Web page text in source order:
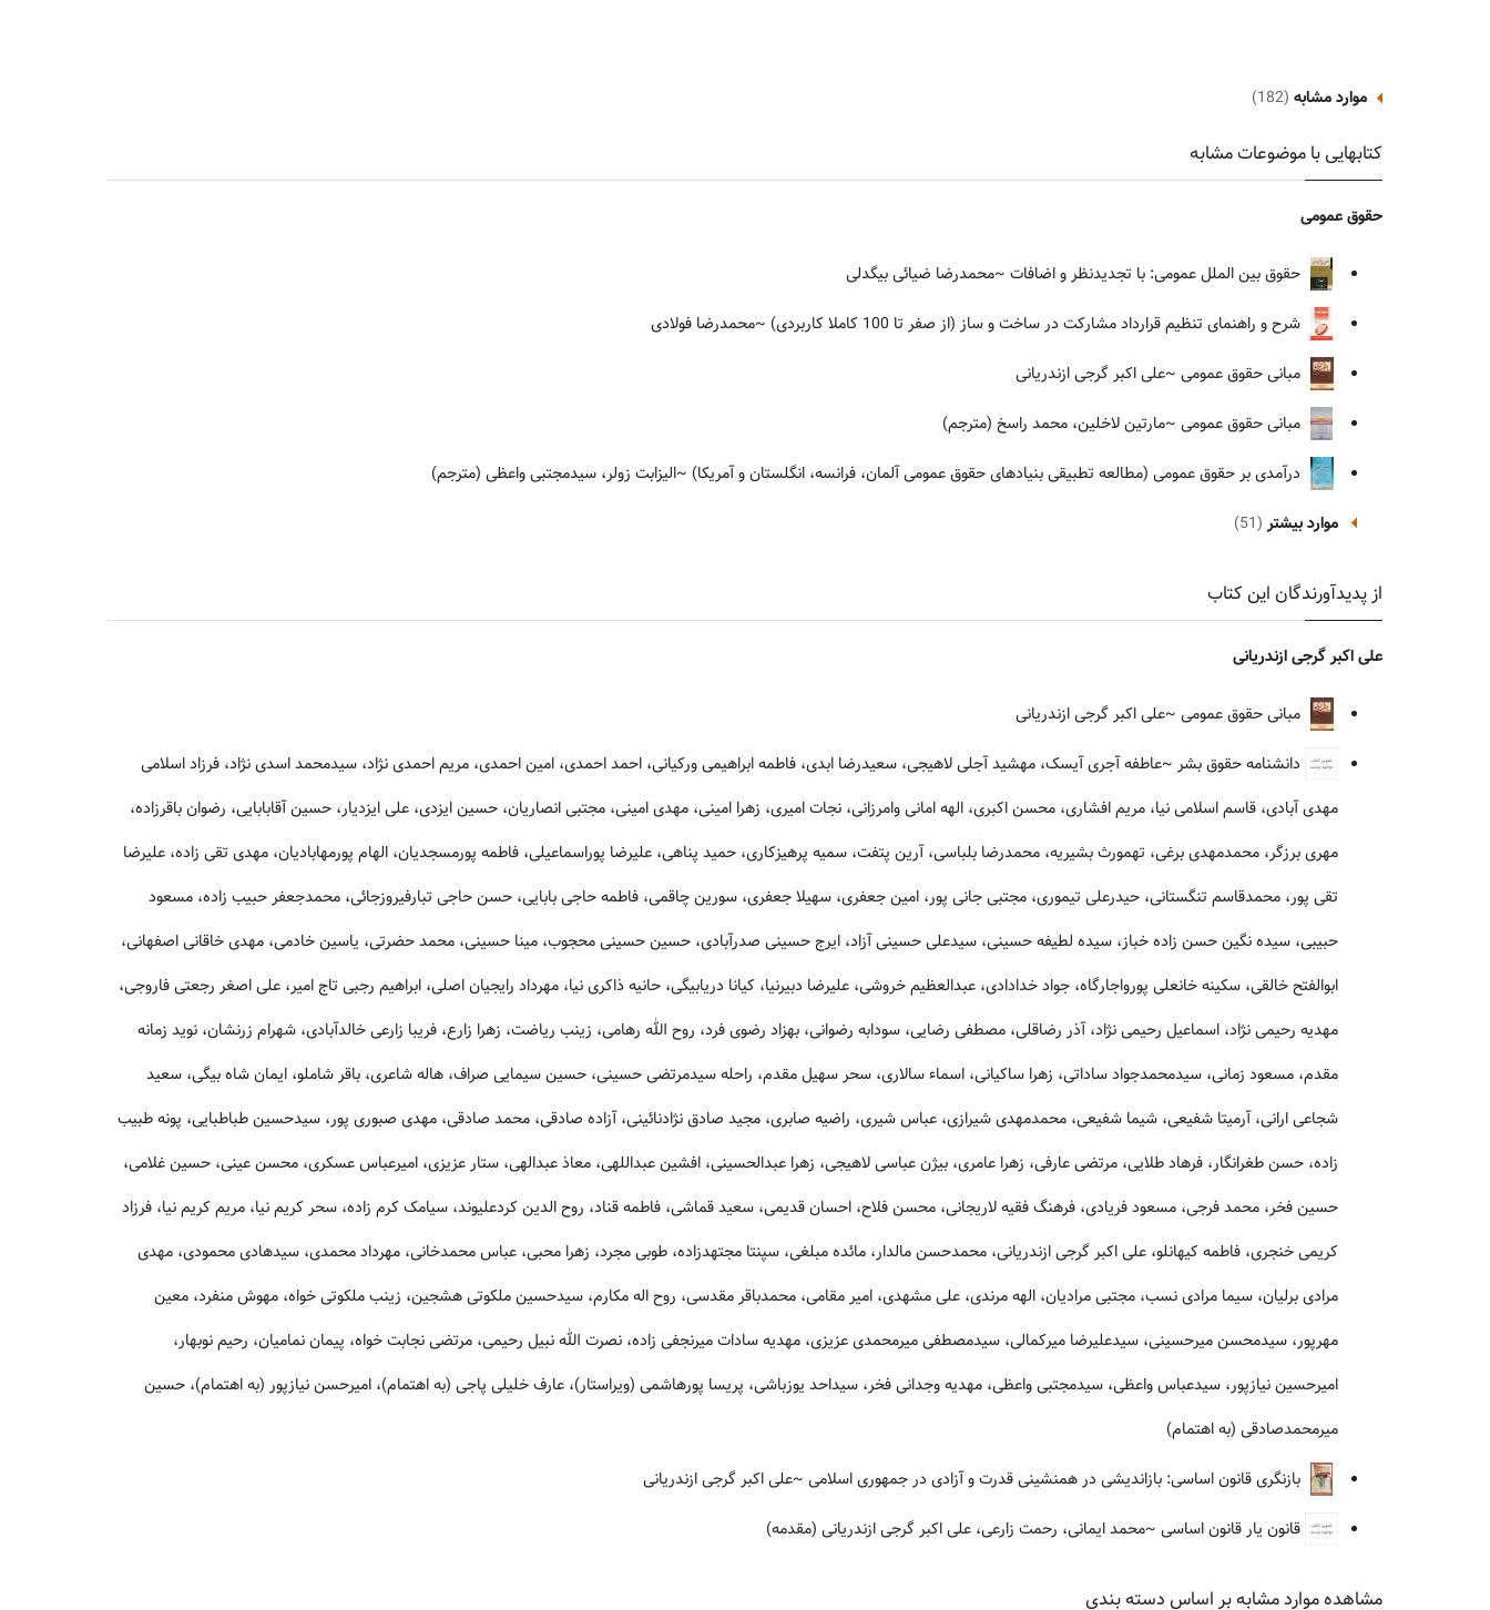
موارد مشابه (182)
کتابهایی با موضوعات مشابه
حقوق عمومی
حقوق بین الملل عمومی: با تجدیدنظر و اضافات ~محمدرضا ضیائی بیگدلی
شرح و راهنمای تنظیم قرارداد مشارکت در ساخت و ساز (از صفر تا 100 کاملا کاربردی)
~محمدرضا فولادی
مبانی حقوق عمومی ~علی اکبر گرجی ازندریانی
مبانی حقوق عمومی ~مارتین لاخلین، محمد راسخ (مترجم)
درآمدی بر حقوق عمومی (مطالعه تطبیقی بنیادهای حقوق عمومی آلمان، فرانسه، انگلستان و آمریکا) ~الیزابت زولر، سیدمجتبی واعظی (مترجم)
موارد بیشتر (51)
از پدیدآورندگان این کتاب
علی اکبر گرجی ازندریانی
مبانی حقوق عمومی ~علی اکبر گرجی ازندریانی
دانشنامه حقوق بشر ~عاطفه آجری آیسک، مهشید آجلی لاهیجی، سعیدرضا ابدی، فاطمه ابراهیمی ورکیانی، احمد احمدی، امین احمدی، مریم احمدی نژاد، سیدمحمد اسدی نژاد، فرزاد اسلامی
مهدی آبادی، قاسم اسلامی نیا، مریم افشاری، محسن اکبری، الهه امانی وامرزانی، نجات امیری، زهرا امینی، مهدی امینی، مجتبی انصاریان، حسین ایزدی، علی ایزدیار، حسین آقابابایی، رضوان باقرزاده،
مهری برزگر، محمدمهدی برغی، تهمورث بشیریه، محمدرضا بلباسی، آرین پتفت، سمیه پرهیزکاری، حمید پناهی، علیرضا پوراسماعیلی، فاطمه پورمسجدیان، الهام پورمهابادیان، مهدی تقی زاده، علیرضا
تقی پور، محمدقاسم تنگستانی، حیدرعلی تیموری، مجتبی جانی پور، امین جعفری، سهیلا جعفری، سورین چاقمی، فاطمه حاجی بابایی، حسن حاجی تبارفیروزجائی، محمدجعفر حبیب زاده، مسعود
حبیبی، سیده نگین حسن زاده خباز، سیده لطیفه حسینی، سیدعلی حسینی آزاد، ایرج حسینی صدرآبادی، حسین حسینی محجوب، مینا حسینی، محمد حضرتی، یاسین خادمی، مهدی خاقانی اصفهانی،
ابوالفتح خالقی، سکینه خانعلی پورواجارگاه، جواد خدادادی، عبدالعظیم خروشی، علیرضا دبیرنیا، کیانا دریابیگی، حانیه ذاکری نیا، مهرداد رایجیان اصلی، ابراهیم رجبی تاج امیر، علی اصغر رجعتی فاروجی،
مهدیه رحیمی نژاد، اسماعیل رحیمی نژاد، آذر رضاقلی، مصطفی رضایی، سودابه رضوانی، بهزاد رضوی فرد، روح الله رهامی، زینب ریاضت، زهرا زارع، فریبا زارعی خالدآبادی، شهرام زرنشان، نوید زمانه
مقدم، مسعود زمانی، سیدمحمدجواد ساداتی، زهرا ساکیانی، اسماء سالاری، سحر سهیل مقدم، راحله سیدمرتضی حسینی، حسین سیمایی صراف، هاله شاعری، باقر شاملو، ایمان شاه بیگی، سعید
شجاعی ارانی، آرمیتا شفیعی، شیما شفیعی، محمدمهدی شیرازی، عباس شیری، راضیه صابری، مجید صادق نژادنائینی، آزاده صادقی، محمد صادقی، مهدی صبوری پور، سیدحسین طباطبایی، پونه طبیب
زاده، حسن طغرانگار، فرهاد طلایی، مرتضی عارفی، زهرا عامری، بیژن عباسی لاهیجی، زهرا عبدالحسینی، افشین عبداللهی، معاذ عبدالهی، ستار عزیزی، امیرعباس عسکری، محسن عینی، حسین غلامی،
حسین فخر، محمد فرجی، مسعود فریادی، فرهنگ فقیه لاریجانی، محسن فلاح، احسان قدیمی، سعید قماشی، فاطمه قناد، روح الدین کردعلیوند، سیامک کرم زاده، سحر کریم نیا، مریم کریم نیا، فرزاد
کریمی خنجری، فاطمه کیهانلو، علی اکبر گرجی ازندریانی، محمدحسن مالدار، مائده مبلغی، سپنتا مجتهدزاده، طوبی مجرد، زهرا محبی، عباس محمدخانی، مهرداد محمدی، سیدهادی محمودی، مهدی
مرادی برلیان، سیما مرادی نسب، مجتبی مرادیان، الهه مرندی، علی مشهدی، امیر مقامی، محمدباقر مقدسی، روح اله مکارم، سیدحسین ملکوتی هشجین، زینب ملکوتی خواه، مهوش منفرد، معین
مهرپور، سیدمحسن میرحسینی، سیدعلیرضا میرکمالی، سیدمصطفی میرمحمدی عزیزی، مهدیه سادات میرنجفی زاده، نصرت الله نبیل رحیمی، مرتضی نجابت خواه، پیمان نمامیان، رحیم نوبهار،
امیرحسین نیازپور، سیدعباس واعظی، سیدمجتبی واعظی، مهدیه وجدانی فخر، سیداحد یوزباشی، پریسا پورهاشمی (ویراستار)، عارف خلیلی پاجی (به اهتمام)، امیرحسن نیازپور (به اهتمام)، حسین
میرمحمدصادقی (به اهتمام)
بازنگری قانون اساسی: بازاندیشی در همنشینی قدرت و آزادی در جمهوری اسلامی ~علی اکبر گرجی ازندریانی
قانون یار قانون اساسی ~محمد ایمانی، رحمت زارعی، علی اکبر گرجی ازندریانی (مقدمه)
مشاهده موارد مشابه بر اساس دسته بندی